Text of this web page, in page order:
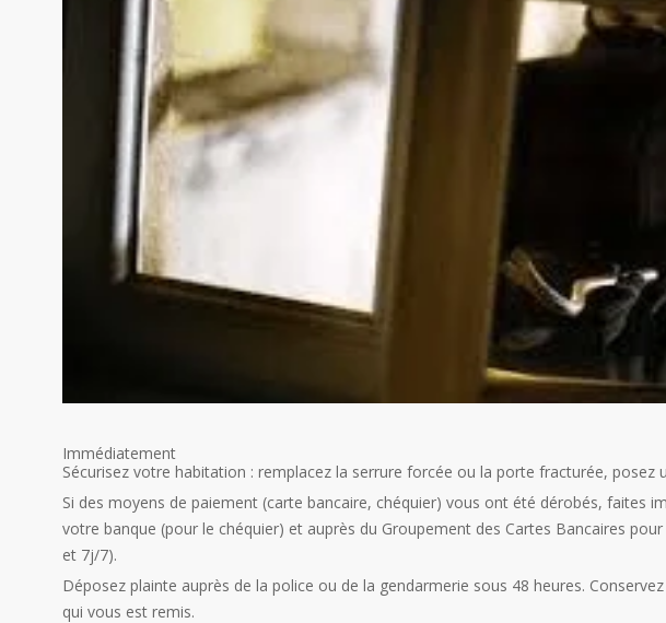
Immédiatement
Sécurisez votre habitation : remplacez la serrure forcée ou la porte fracturée, posez
Si des moyens de paiement (carte bancaire, chéquier) vous ont été dérobés, faites
votre banque (pour le chéquier) et auprès du Groupement des Cartes Bancaires
et 7j/7).
Déposez plainte auprès de la police ou de la gendarmerie sous 48 heures.
qui vous est remis.